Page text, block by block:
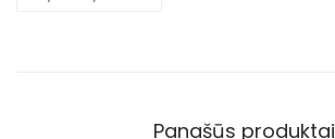
Panašūs produktai